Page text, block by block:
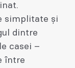
simplitate și
dintre
casei –
între